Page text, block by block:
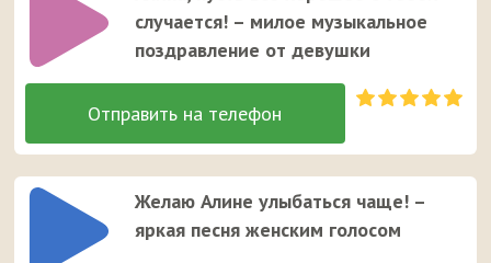
случается! – милое музыкальное
поздравление от девушки
Желаю Алине улыбаться чаще! –
яркая песня женским голосом